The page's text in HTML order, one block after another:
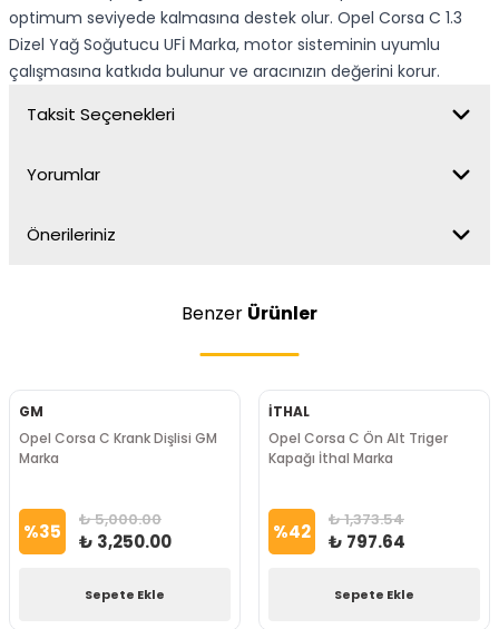
optimum seviyede kalmasına destek olur. Opel Corsa C 1.3
Dizel Yağ Soğutucu UFİ Marka, motor sisteminin uyumlu
çalışmasına katkıda bulunur ve aracınızın değerini korur.
Taksit Seçenekleri
Yorumlar
Önerileriniz
Benzer Ürünler
GM
Opel Corsa C Krank Dişlisi GM
Marka
%35 ₺ 5,000.00
₺ 3,250.00
Sepete Ekle
İTHAL
Opel Corsa C Ön Alt Triger
Kapağı İthal Marka
%42 ₺ 1,373.54
₺ 797.64
Sepete Ekle